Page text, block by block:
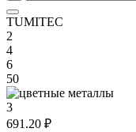
TUMITEC
2
4
6
50
3
691.20 ₽